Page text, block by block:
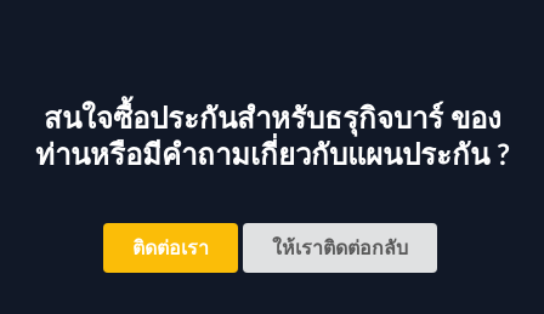
สนใจซื้อประกันสำหรับธรุกิจบาร์ ของ
ท่านหรือมีคำถามเกี่ยวกับแผนประกัน ?
ติดต่อเรา ให้เราติดต่อกลับ